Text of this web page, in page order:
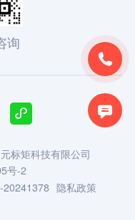


询

标矩科技有限公司
号-2
20241378 隐私政策